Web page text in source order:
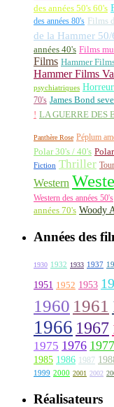
des années 50's 60's
des années 80's Films
de la Hammer 50/
années 40's Films
Films Hammer
Hammer Films
psychiatriques Horreur
70's James Bond
! LA GUERRE DES
Panthère Rose Péplum
Polar 30's / 40's
Fiction Thriller
Western
Western des années 50's
années 70's Woody
Années des
1930 1932 1933 1937
1951 1952 1953
1960 1961
1966 1967
1975 1976 1977
1985 1986 1987
1999 2000 2001 2002
Réalisateurs